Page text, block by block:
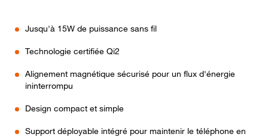
Jusqu'à 15W de puissance sans fil
Technologie certifiée Qi2
Alignement magnétique sécurisé pour un flux d'énergie
ininterrompu
Design compact et simple
Support déployable intégré pour maintenir le téléphone en